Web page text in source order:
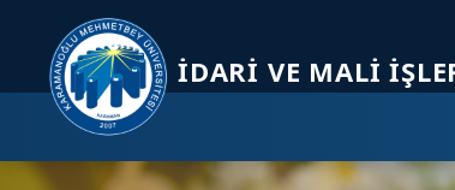
İDARI VE MALI